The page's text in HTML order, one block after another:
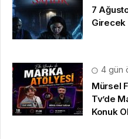
7
Girecek
4 gün
Mürsel
Tv’de
Konuk